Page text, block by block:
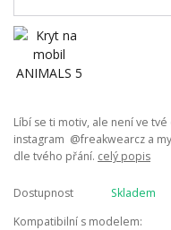
Líbí se ti motiv, ale není ve
instagram @freakwearcz a
dle tvého přání. celý popis
Dostupnost
Skladem
Kompatibilní s modelem: